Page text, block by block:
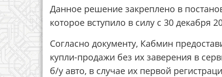
Данное решение закреплено в
которое вступило в силу с 30 декабря
Согласно документу, Кабмин
купли-пpoдaжи бeз их зaвepeния в
б/у авто, в случае их первой